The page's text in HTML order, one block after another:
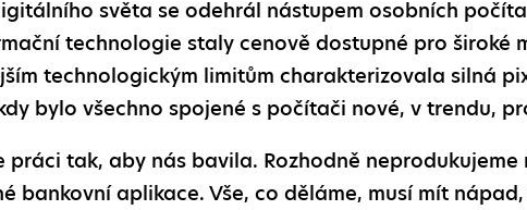
světa se odehrál nástupem osobních
technologie staly cenově dostupné pro široké
technologickým limitům charakterizovala silná
bylo všechno spojené s počítači nové, v trendu,
práci tak, aby nás bavila. Rozhodně
bankovní aplikace. Vše, co děláme, musí mít